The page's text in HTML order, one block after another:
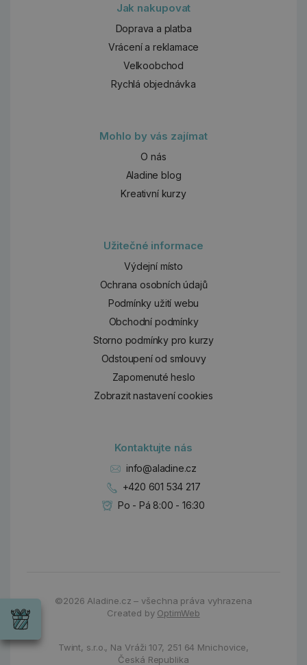
Jak nakupovat
Doprava a platba
Vrácení a reklamace
Velkoobchod
Rychlá objednávka
Mohlo by vás zajímat
O nás
Aladine blog
Kreativní kurzy
Užitečné informace
Výdejní místo
Ochrana osobních údajů
Podmínky užití webu
Obchodní podmínky
Storno podmínky pro kurzy
Odstoupení od smlouvy
Zapomenuté heslo
Zobrazit nastavení cookies
Kontaktujte nás
info@aladine.cz
+420 601 534 217
Po - Pá 8:00 - 16:30
©2026 Aladine.cz – všechna práva vyhrazena
Created by OptimWeb
Twint, s.r.o., Na Vráži 107, 251 64 Mnichovice,
Česká Republika
Wrendale
příležitost
Chci si vybrat